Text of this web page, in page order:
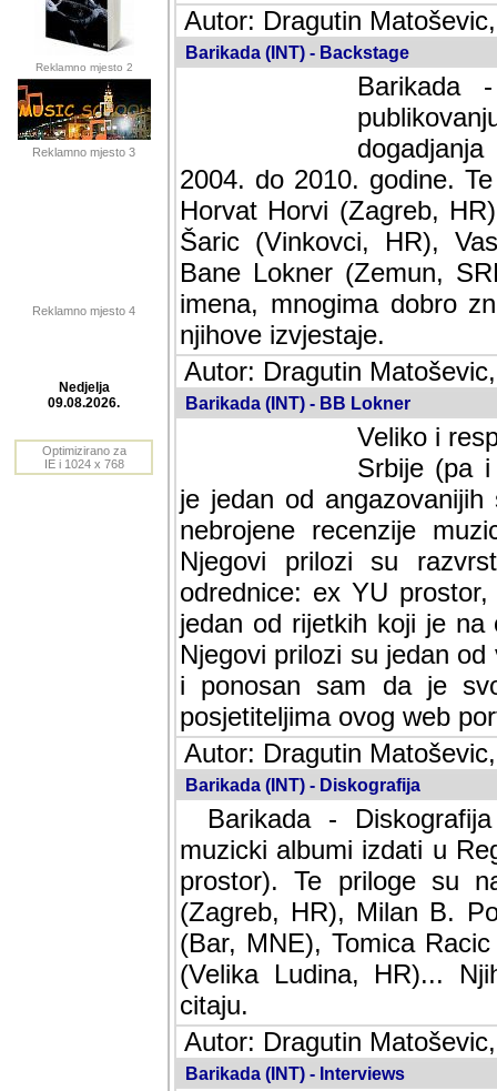
Reklamno mjesto 2
Reklamno mjesto 3
Reklamno mjesto 4
Autor: Dragutin
Barikada (INT) - Backstage
Barikada
2004. do 2010. godine.
Horvat Horvi (Zagreb,
Šaric (Vinkovci, HR),
Bane Lokner (Zemun,
imena, mnogima dobro
njihove izvjestaje.
Autor: Dragutin
Barikada (INT) - BB Lokner
Veliko i
Srbije (pa i
jedan od angazovanijih
nebrojene recenzije
Njegovi prilozi su
odrednice: ex YU
jedan od rijetkih koji je
Njegovi prilozi su jedan
i ponosan sam da je
posjetiteljima ovog web
Autor: Dragutin
Barikada (INT) - Diskografija
Barikada -
muzicki albumi izdati u
prostor). Te priloge su
(Zagreb, HR), Milan B.
(Bar, MNE), Tomica
(Velika Ludina, HR)...
citaju.
Autor: Dragutin
Barikada (INT) - Interviews